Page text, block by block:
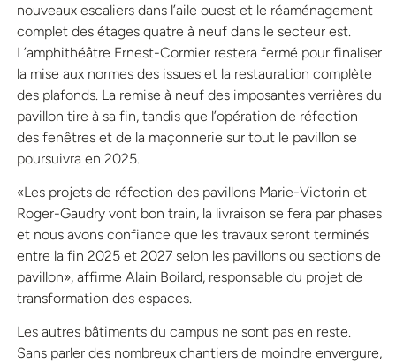
nouveaux escaliers dans l’aile ouest et le réaménagement
complet des étages quatre à neuf dans le secteur est.
L’amphithéâtre Ernest-Cormier restera fermé pour finaliser
la mise aux normes des issues et la restauration complète
des plafonds. La remise à neuf des imposantes verrières du
pavillon tire à sa fin, tandis que l’opération de réfection
des fenêtres et de la maçonnerie sur tout le pavillon se
poursuivra en 2025.
«Les projets de réfection des pavillons Marie-Victorin et
Roger-Gaudry vont bon train, la livraison se fera par phases
et nous avons confiance que les travaux seront terminés
entre la fin 2025 et 2027 selon les pavillons ou sections de
pavillon», affirme Alain Boilard, responsable du projet de
transformation des espaces.
Les autres bâtiments du campus ne sont pas en reste.
Sans parler des nombreux chantiers de moindre envergure,